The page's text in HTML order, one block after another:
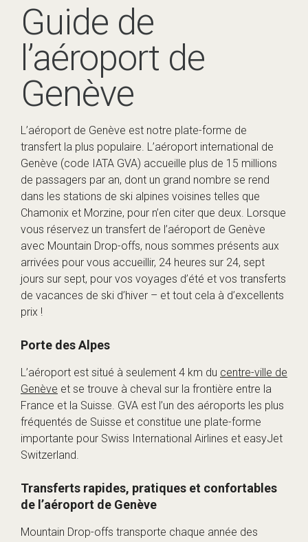
Guide de
l’aéroport de
Genève
L’aéroport de Genève est notre plate-forme de
transfert la plus populaire. L’aéroport international de
Genève (code IATA GVA) accueille plus de 15 millions
de passagers par an, dont un grand nombre se rend
dans les stations de ski alpines voisines telles que
Chamonix et Morzine, pour n’en citer que deux. Lorsque
vous réservez un transfert de l’aéroport de Genève
avec Mountain Drop-offs, nous sommes présents aux
arrivées pour vous accueillir, 24 heures sur 24, sept
jours sur sept, pour vos voyages d’été et vos transferts
de vacances de ski d’hiver – et tout cela à d’excellents
prix !
Porte des Alpes
L’aéroport est situé à seulement 4 km du centre-ville de
Genève et se trouve à cheval sur la frontière entre la
France et la Suisse. GVA est l’un des aéroports les plus
fréquentés de Suisse et constitue une plate-forme
importante pour Swiss International Airlines et easyJet
Switzerland.
Transferts rapides, pratiques et confortables
de l’aéroport de Genève
Mountain Drop-offs transporte chaque année des